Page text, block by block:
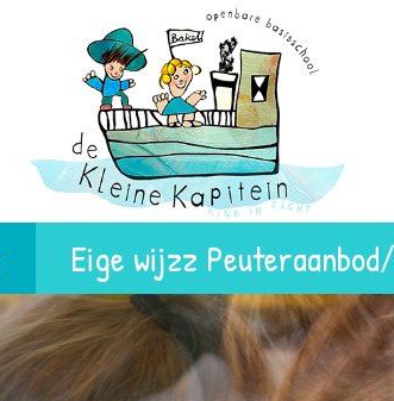
Eige wijzz